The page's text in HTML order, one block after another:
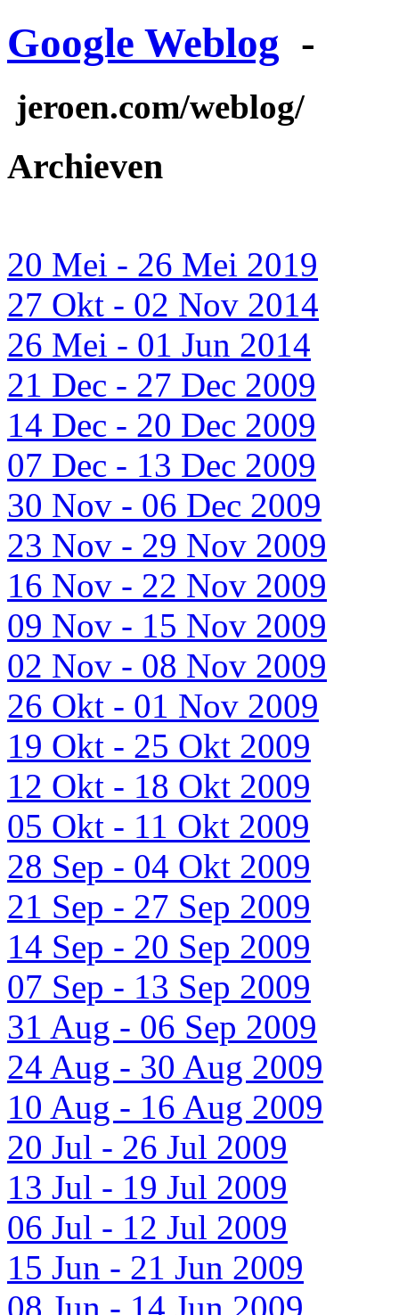
Google Weblog -
jeroen.com/weblog/
Archieven
20 Mei - 26 Mei 2019
27 Okt - 02 Nov 2014
26 Mei - 01 Jun 2014
21 Dec - 27 Dec 2009
14 Dec - 20 Dec 2009
07 Dec - 13 Dec 2009
30 Nov - 06 Dec 2009
23 Nov - 29 Nov 2009
16 Nov - 22 Nov 2009
09 Nov - 15 Nov 2009
02 Nov - 08 Nov 2009
26 Okt - 01 Nov 2009
19 Okt - 25 Okt 2009
12 Okt - 18 Okt 2009
05 Okt - 11 Okt 2009
28 Sep - 04 Okt 2009
21 Sep - 27 Sep 2009
14 Sep - 20 Sep 2009
07 Sep - 13 Sep 2009
31 Aug - 06 Sep 2009
24 Aug - 30 Aug 2009
10 Aug - 16 Aug 2009
20 Jul - 26 Jul 2009
13 Jul - 19 Jul 2009
06 Jul - 12 Jul 2009
15 Jun - 21 Jun 2009
08 Jun - 14 Jun 2009